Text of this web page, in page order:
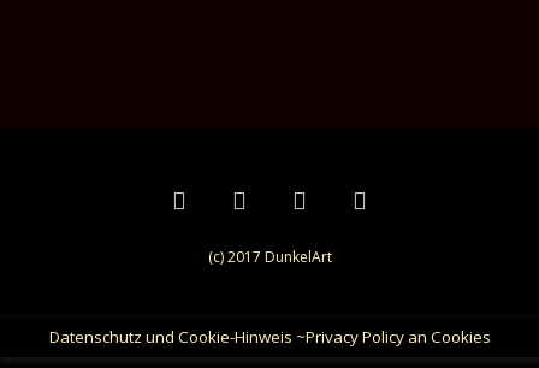
(c) 2017 DunkelArt
Datenschutz und Cookie-Hinweis ~Privacy Policy an Cookies